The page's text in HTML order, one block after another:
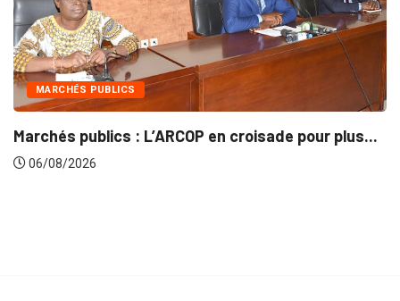
en croisade pour plus...
INTÉGRATION RÉGIONALE
Gestion concertée et